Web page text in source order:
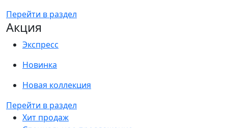
Перейти в раздел
Акция
Экспресс
Новинка
Новая коллекция
Перейти в раздел
Хит продаж